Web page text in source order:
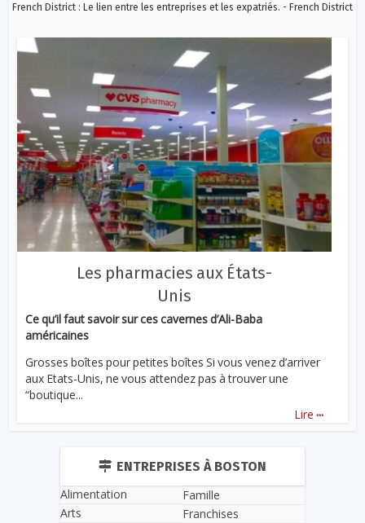
French District : Le lien entre les entreprises et les expatriés. - French District
Les pharmacies aux États-
Unis
Ce qu’il faut savoir sur ces cavernes d’Ali-Baba
américaines
Grosses boîtes pour petites boîtes Si vous venez d’arriver
aux Etats-Unis, ne vous attendez pas à trouver une
“boutique...
Lire ...
ENTREPRISES À BOSTON
Alimentation
Arts
Famille
Franchises